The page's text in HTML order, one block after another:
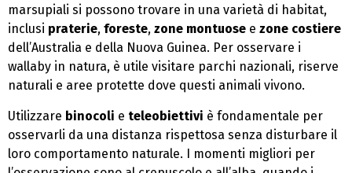
marsupiali si possono trovare in una varietà di habitat,
inclusi praterie, foreste, zone montuose e zone costiere
dell’Australia e della Nuova Guinea. Per osservare i
wallaby in natura, è utile visitare parchi nazionali, riserve
naturali e aree protette dove questi animali vivono.
Utilizzare binocoli e teleobiettivi è fondamentale per
osservarli da una distanza rispettosa senza disturbare il
loro comportamento naturale. I momenti migliori per